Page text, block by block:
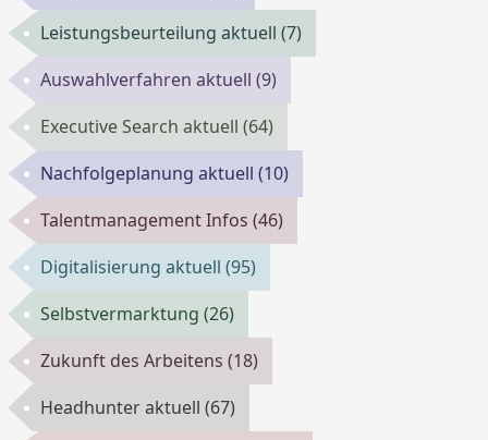
Leistungsbeurteilung aktuell(7)
Auswahlverfahren aktuell(9)
Executive Search aktuell(64)
Nachfolgeplanung aktuell(10)
Talentmanagement Infos(46)
Digitalisierung aktuell(95)
Selbstvermarktung(26)
Zukunft des Arbeitens(18)
Headhunter aktuell(67)